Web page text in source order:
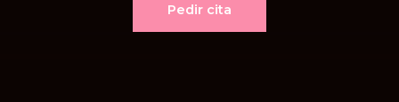
Pedir cita